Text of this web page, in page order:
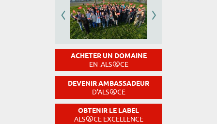
ACHETER UN DOMAINE
EN .ALS CE
DEVENIR AMBASSADEUR
D'ALS CE
OBTENIR LE LABEL
ALS CE EXCELLENCE